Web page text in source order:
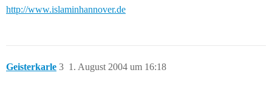
http://www.islaminhannover.de
Geisterkarle 1. August 2004 um 16:18
3